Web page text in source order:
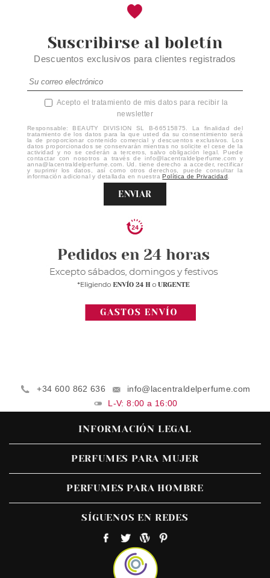
Suscribirse al boletín
Descuentos exclusivos para clientes registrados
Acepto el tratamiento de mis datos para recibir la
newsletter
Responsable: BEAUTY DIVISION SL B-66515875. La finalidad del
tratamiento de los datos para la que usted da su consentimiento será
la de proporcionar contenido comercial y descuentos exclusivos. Los
datos proporcionados se conservarán mientras no solicite el cese de la
actividad y no se cederán a terceros, salvo obligación legal. Puede
contactar con nosotros a través de info@lacentraldelperfume.com y
anna@lacentraldelperfume.com. Ud. tiene derecho a acceder, rectificar
y suprimir los datos, así como otros derechos, puede consultar la
información adicional y detallada en nuestraPolítica de Privacidad
ENVIAR
+34 600 862 636
info@lacentraldelperfume.com
L-V: 8:00 a 16:00
INFORMACIÓN LEGAL
PERFUMES PARA MUJER
PERFUMES PARA HOMBRE
SÍGUENOS EN REDES